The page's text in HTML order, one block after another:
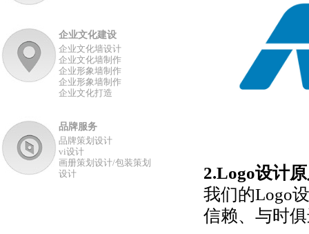
企业文化建设
企业文化墙设计
企业文化墙制作
企业形象墙制作
企业形象墙制作
企业文化打造
品牌服务
品牌策划设计
vi设计
画册策划设计/包装策划
设计
2.Logo设计
我们的Logo
信赖、与时